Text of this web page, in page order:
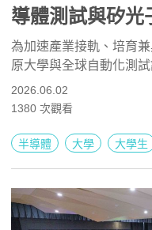
導體測試與矽光
為加速產業接軌、培育
原大學與全球自動化測
作開設課程，安排學生
機會，展現校企合作育
專題演講，解析AI與高
2026.06.02
1380 次觀看
半導體 大學 大學生